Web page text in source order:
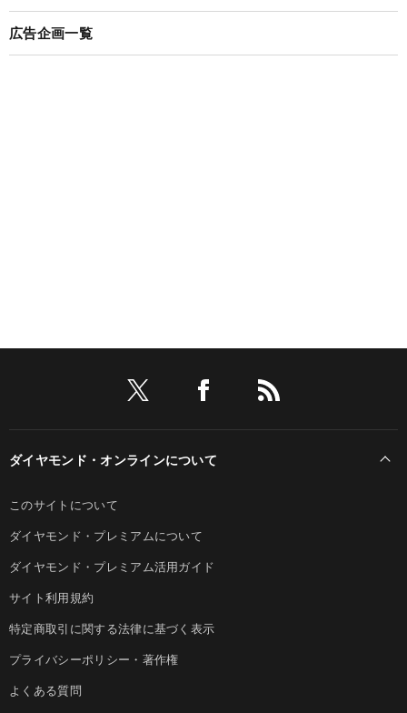
広告企画一覧
ダイヤモンド・オンラインについて
このサイトについて
ダイヤモンド・プレミアムについて
ダイヤモンド・プレミアム活用ガイド
サイト利用規約
特定商取引に関する法律に基づく表示
プライバシーポリシー・著作権
よくある質問